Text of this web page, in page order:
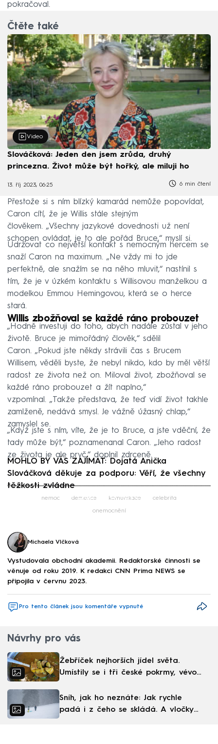
pokračoval.
Čtěte také
Video
Slováčková: Jeden den jsem zrůda, druhý
princezna. Život může být hořký, ale miluji ho
13. říj 2023, 06:25 6 min čtení
Přestože si s ním blízký kamarád nemůže popovídat,
Caron cítí, že je Willis stále stejným
člověkem. „Všechny jazykové dovednosti už není
schopen ovládat, je to ale pořád Bruce,“ myslí si.
Udržovat co největší kontakt s nemocným hercem se
snaží Caron na maximum. „Ne vždy mi to jde
perfektně, ale snažím se na něho mluvit,“ nastínil s
tím, že je v úzkém kontaktu s Willisovou manželkou a
modelkou Emmou Hemingovou, která se o herce
stará.
Willis zbožňoval se každé ráno probouzet
„Hodně investuji do toho, abych nadále zůstal v jeho
životě. Bruce je mimořádný člověk,“ sdělil
Caron. „Pokud jste někdy strávili čas s Brucem
Willisem, věděli byste, že nebyl nikdo, kdo by měl větší
radost ze života než on. Miloval život, zbožňoval se
každé ráno probouzet a žít naplno,“
vzpomínal. „Takže představa, že teď vidí život takhle
zamlženě, nedává smysl. Je vážně úžasný chlap,“
zamyslel se.
„Když jste s ním, víte, že je to Bruce, a jste vděční, že
tady může být,“ poznamenanal Caron. „Jeho radost
ze života je ale pryč,“ doplnil zdrceně.
MOHLO BY VÁS ZAJÍMAT: Dojatá Anička
Slováčková děkuje za podporu: Věří, že všechny
těžkosti zvládne
Failed to fetch
nemoc demence komunikace celebrita
onemocnění
Michaela Vlčková
Vystudovala obchodní akademii. Redaktorské činnosti se
věnuje od roku 2019. K redakci CNN Prima NEWS se
připojila v červnu 2023.
Pro tento článek jsou komentáře vypnuté
Návrhy pro vás
Žebříček nejhorších jídel světa.
Umístily se i tři české pokrmy, vévodí
Sníh, jak ho neznáte: Jak rychle
padá i z čeho se skládá. A vločky